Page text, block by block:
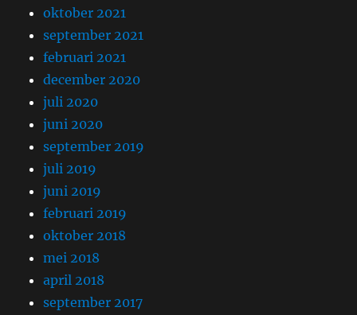
oktober 2021
september 2021
februari 2021
december 2020
juli 2020
juni 2020
september 2019
juli 2019
juni 2019
februari 2019
oktober 2018
mei 2018
april 2018
september 2017